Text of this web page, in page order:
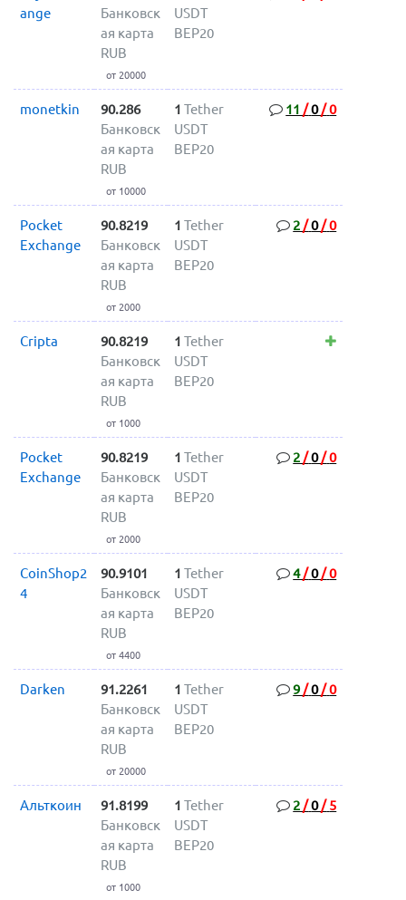
ange
Банковск
ая карта
RUB
от 20000
USDT
BEP20
monetkin
90.286
Банковск
ая карта
RUB
от 10000
1 Tether
USDT
BEP20
11 /0/0
Pocket
Exchange
90.8219
Банковск
ая карта
RUB
от 2000
1 Tether
USDT
BEP20
2 /0/0
Cripta
90.8219
Банковск
ая карта
RUB
от 1000
1 Tether
USDT
BEP20
Pocket
Exchange
90.8219
Банковск
ая карта
RUB
от 2000
1 Tether
USDT
BEP20
2 /0/0
CoinShop2
4
90.9101
Банковск
ая карта
RUB
от 4400
1 Tether
USDT
BEP20
4/0/0
Darken
91.2261
Банковск
ая карта
RUB
от 20000
1 Tether
USDT
BEP20
9 /0/0
Альткоин
91.8199
Банковск
ая карта
RUB
от 1000
1 Tether
USDT
BEP20
2 /0/ 5